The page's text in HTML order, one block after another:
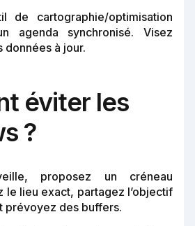
de cartographie/optimisation
agenda synchronisé. Visez
données à jour.
éviter les
?
proposez un créneau
le lieu exact, partagez l’objectif
prévoyez des buffers.